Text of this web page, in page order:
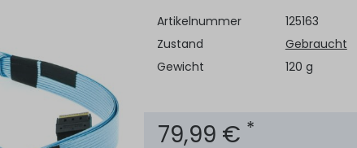
Artikelnummer
125163
Zustand
Gebraucht
Gewicht
120 g
79,99 € *